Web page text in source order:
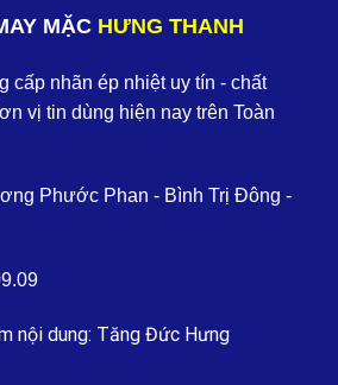
MẶC HƯNG THANH
cấp nhãn ép nhiệt uy tín - chất
vị tin dùng hiện nay trên Toàn
Phước Phan - Bình Trị Đông -
nội dung: Tăng Đức Hưng